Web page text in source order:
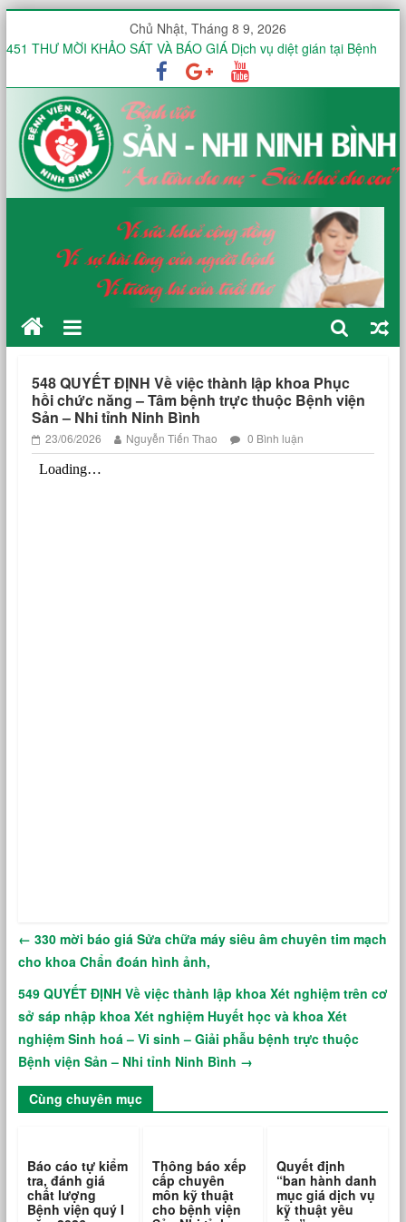
Chủ Nhật, Tháng 8 9, 2026
451 THƯ MỜI KHẢO SÁT VÀ BÁO GIÁ Dịch vụ diệt gián tại Bệnh
viện Sản -Nhi tỉnh Ninh Bình trong 12 tháng
Thư mời báo giá V/v mua sắm, lắp đặt hệ thống mạng không dây
(WiFi) nội bộ trong toàn viện phục vụ triển khai hồ sơ bệnh án điện
tử (EMR)
Công văn V/v báo giá Thuê dịch vụ chứng thực chữ ký số
KHOA ĐIỀU TRỊ YÊU CẦU HƯỞNG ỨNG TUẦN LỄ THẾ GIỚI NUÔI
CON BẰNG SỮA MẸ NĂM 2026
KHOA SẢN THƯỜNG HƯỞNG ỨNG TUẦN LỄ THẾ GIỚI NUÔI CON
BẰNG SỮA MẸ NĂM 2026
548 QUYẾT ĐỊNH Về việc thành lập khoa Phục
hồi chức năng – Tâm bệnh trực thuộc Bệnh viện
Sản – Nhi tỉnh Ninh Bình
23/06/2026 Nguyễn Tiến Thao 0 Bình luận
← 330 mời báo giá Sửa chữa máy siêu âm chuyên tim mạch
cho khoa Chẩn đoán hình ảnh,
549 QUYẾT ĐỊNH Về việc thành lập khoa Xét nghiệm trên cơ
sở sáp nhập khoa Xét nghiệm Huyết học và khoa Xét
nghiệm Sinh hoá – Vi sinh – Giải phẫu bệnh trực thuộc
Bệnh viện Sản – Nhi tỉnh Ninh Bình →
Cùng chuyên mục
Báo cáo tự kiểm
tra, đánh giá
chất lượng
Bệnh viện quý I
Thông báo xếp
cấp chuyên
môn kỹ thuật
cho bệnh viện
Quyết định
“ban hành danh
mục giá dịch vụ
kỹ thuật yêu